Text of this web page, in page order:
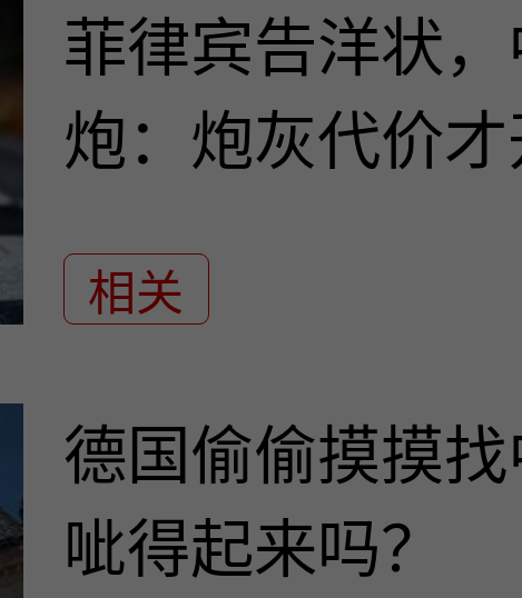
菲律宾告洋状
炮：炮灰代价
相关
德国偷偷摸摸找
呲得起来吗？